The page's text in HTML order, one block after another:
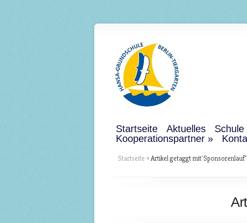
Startseite Aktuelles Schule
Kooperationspartner
Startseite »Artikel getaggt mit"Sponsorenlauf"